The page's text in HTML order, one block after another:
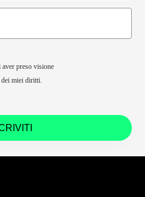
preso visione
dei miei diritti.